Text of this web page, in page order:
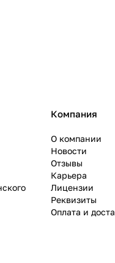
Компания
О компании
Новости
Отзывы
Карьера
Лицензии
Реквизиты
Оплата и